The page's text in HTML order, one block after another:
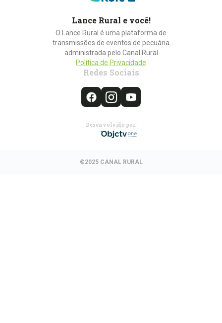
Lance Rural e você!
O Lance Rural é uma plataforma de
transmissões de eventos de pecuária
administrada pelo Canal Rural
Política de Privacidade
Redes Sociais
Desenvolvido por:
©2025 CANAL RURAL